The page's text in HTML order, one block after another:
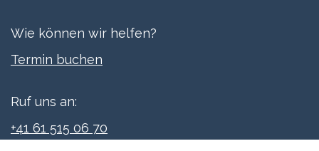
Wie können wir helfen?
Termi​n buchen
Ruf uns an:
+41 61 515 06 70